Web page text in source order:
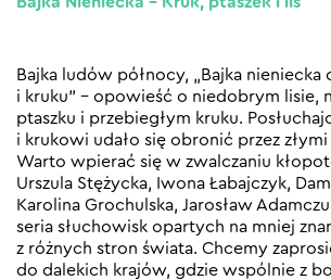
Bajka ludów północy, „Bajka nieniecka
i kruku” – opowieść o niedobrym lisie,
ptaszku i przebiegłym kruku.
i krukowi udało się obronić przez złymi
Warto wpierać się w zwalczaniu
Urszula Stężycka, Iwona Łabajczyk,
Karolina Grochulska, Jarosław
seria słuchowisk opartych na mniej
z różnych stron świata. Chcemy
do dalekich krajów, gdzie wspólnie z